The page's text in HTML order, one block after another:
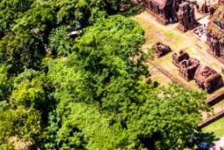
Cầu Tình Yêu - Love Pier
Bảo Tàng Đà Nẵng
Bãi Tắm Non Nước